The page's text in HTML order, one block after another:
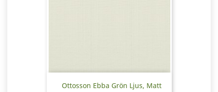
Ottosson Ebba Grön Ljus, Matt